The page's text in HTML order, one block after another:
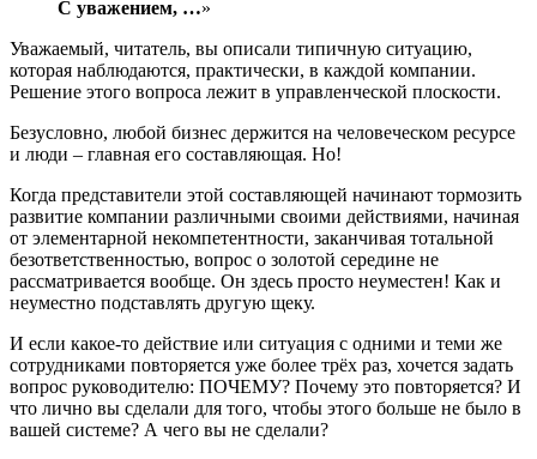
С уважением, …»
Уважаемый, читатель, вы описали типичную ситуацию,
которая наблюдаются, практически, в каждой компании.
Решение этого вопроса лежит в управленческой плоскости.
Безусловно, любой бизнес держится на человеческом ресурсе
и люди – главная его составляющая. Но!
Когда представители этой составляющей начинают тормозить
развитие компании различными своими действиями, начиная
от элементарной некомпетентности, заканчивая тотальной
безответственностью, вопрос о золотой середине не
рассматривается вообще. Он здесь просто неуместен! Как и
неуместно подставлять другую щеку.
И если какое-то действие или ситуация с одними и теми же
сотрудниками повторяется уже более трёх раз, хочется задать
вопрос руководителю: ПОЧЕМУ? Почему это повторяется? И
что лично вы сделали для того, чтобы этого больше не было в
вашей системе? А чего вы не сделали?